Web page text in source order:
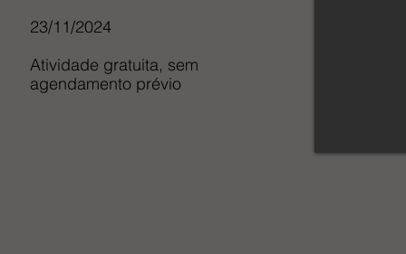
23/11/2024
Atividade gratuita, sem
agendamento prévio